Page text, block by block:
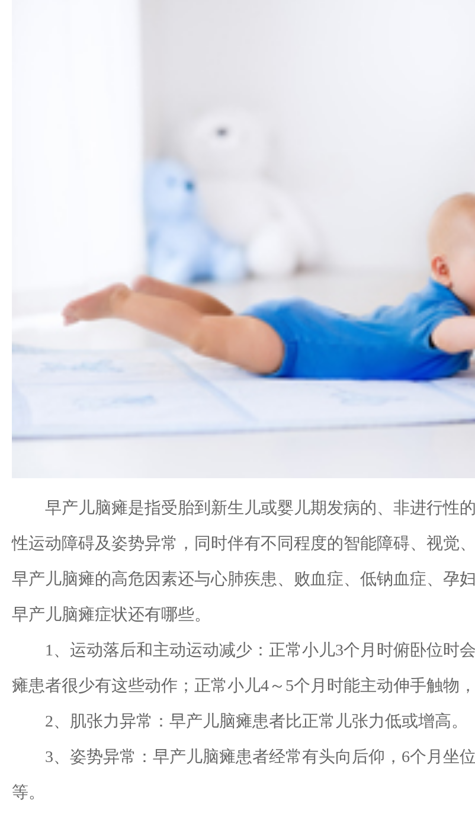
早产儿脑瘫是指受胎到新生儿或婴儿期发病的、非进行性
性运动障碍及姿势异常，同时伴有不同程度的智能障碍、视觉
早产儿脑瘫的高危因素还与心肺疾患、败血症、低钠血症、孕
早产儿脑瘫症状还有哪些。
1、运动落后和主动运动减少：正常小儿3个月时俯卧位时
瘫患者很少有这些动作；正常小儿4～5个月时能主动伸手触物
2、肌张力异常：早产儿脑瘫患者比正常儿张力低或增高。
3、姿势异常：早产儿脑瘫患者经常有头向后仰，6个月坐
等。